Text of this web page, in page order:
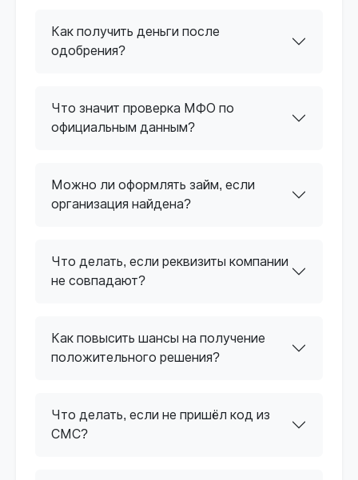
Как получить деньги после
одобрения?
Что значит проверка МФО по
официальным данным?
Можно ли оформлять займ, если
организация найдена?
Что делать, если реквизиты компании
не совпадают?
Как повысить шансы на получение
положительного решения?
Что делать, если не пришёл код из
СМС?